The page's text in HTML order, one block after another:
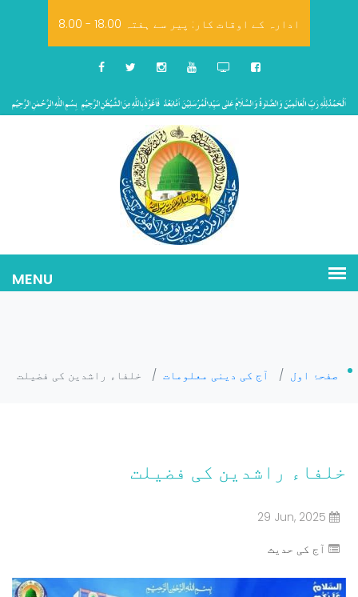
8.00 - 18.00 ادارہ کے اوقات کار: پیر سے ہفتہ
صفحۂ اول / آج کی دینی معلومات / خلفاء راشدین کی فضیلت
خلفاء راشدین کی فضیلت
29 Jun, 2025
آج کی حدیث